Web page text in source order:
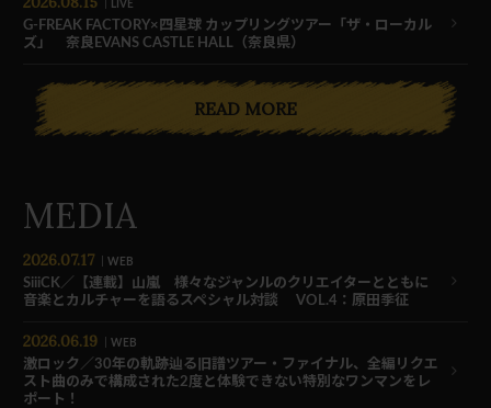
LIVE
G-FREAK FACTORY×四星球 カップリングツアー「ザ・ローカル
ズ」 奈良EVANS CASTLE HALL（奈良県）
READ MORE
MEDIA
2026.07.17 WEB
SiiiCK／【連載】山嵐 様々なジャンルのクリエイターとともに
音楽とカルチャーを語るスペシャル対談 VOL.4：原田季征
2026.06.19 WEB
激ロック／30年の軌跡辿る旧譜ツアー・ファイナル、全編リクエ
スト曲のみで構成された2度と体験できない特別なワンマンをレ
ポート！